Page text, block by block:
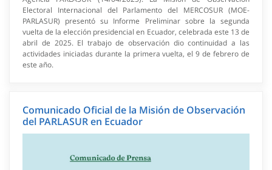
Electoral Internacional del Parlamento del MERCOSUR (MOE-
PARLASUR) presentó su Informe Preliminar sobre la segunda
vuelta de la elección presidencial en Ecuador, celebrada este 13 de
abril de 2025. El trabajo de observación dio continuidad a las
actividades iniciadas durante la primera vuelta, el 9 de febrero de
este año.
Comunicado Oficial de la Misión de Observación
del PARLASUR en Ecuador